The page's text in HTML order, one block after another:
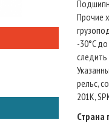
Прочие
-30°C
следить
рельс,
201K,
Страна